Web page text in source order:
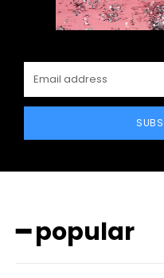
━ popular